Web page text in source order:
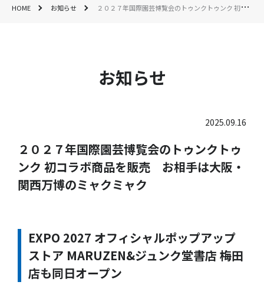
HOME お知らせ ２０２７年国際園芸博覧会のトゥンクトゥンク 初コラボ商品を販売 お相手は大阪・関西万博のミャクミャク
お知らせ
2025.09.16
２０２７年国際園芸博覧会のトゥンクトゥ
ンク 初コラボ商品を販売 お相手は大阪・
関西万博のミャクミャク
EXPO 2027 オフィシャルポップアップ
ストア MARUZEN&ジュンク堂書店 梅田
店も同日オープン